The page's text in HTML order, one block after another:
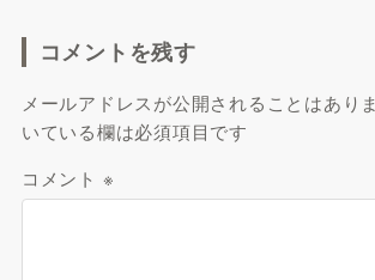
コメントを残す
メールアドレスが公開されることはありま
いている欄は必須項目です
コメント ※